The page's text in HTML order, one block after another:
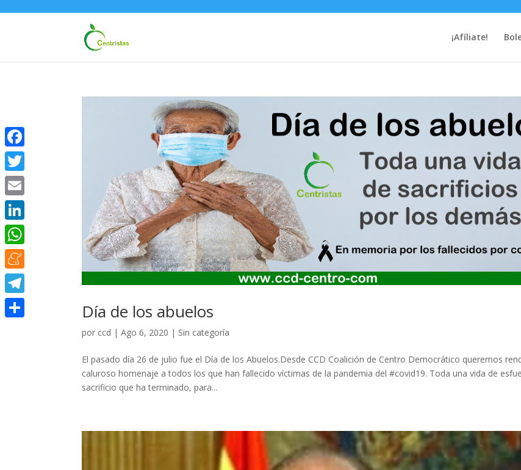
¡Afíliate!
Día de los abuelos
por ccd |Ago 6, 2020 | Sin categoría
El pasado día 26 de julio fue el Día de los Abuelos.Desde CCD Coalición de Centro Democrático queremos
caluroso homenaje a todos los que han fallecido víctimas de la pandemia del #covid19. Toda una vida de
sacrificio que ha terminado, para...
Facebook
Twitter
Email
LinkedIn
WhatsApp
Meneame
Telegram